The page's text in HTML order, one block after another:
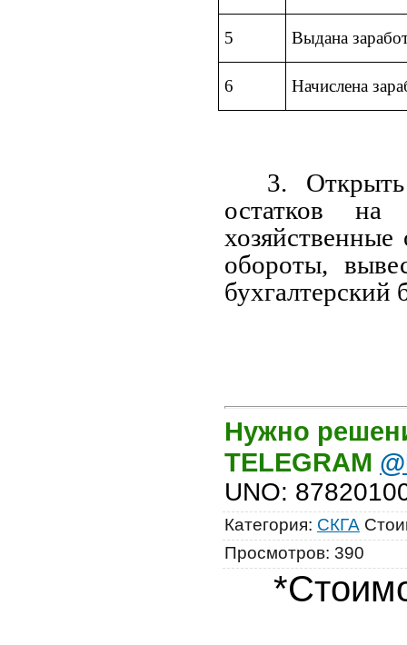
5 Выдана
6 Начислена
3.
остатков
хозяйственные
обороты,
бухгалтерский
Нужно
TELEGRAM
UNO:
Категория: СКГА
Просмотров: 390